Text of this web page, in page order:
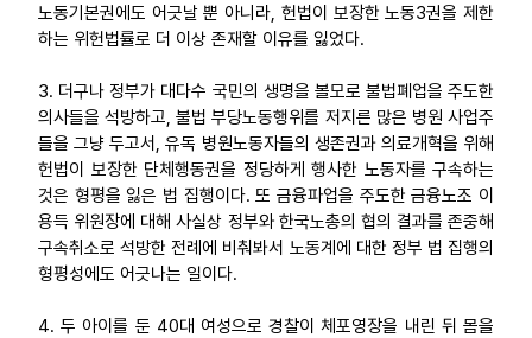
노동기본권에도 어긋날 뿐 아니라, 헌법이 보장한 노동3권을 제한
하는 위헌법률로 더 이상 존재할 이유를 잃었다.
3. 더구나 정부가 대다수 국민의 생명을 볼모로 불법폐업을 주도한
의사들을 석방하고, 불법 부당노동행위를 저지른 많은 병원 사업주
들을 그냥 두고서, 유독 병원노동자들의 생존권과 의료개혁을 위해
헌법이 보장한 단체행동권을 정당하게 행사한 노동자를 구속하는
것은 형평을 잃은 법 집행이다. 또 금융파업을 주도한 금융노조 이
용득 위원장에 대해 사실상 정부와 한국노총의 협의 결과를 존중해
구속취소로 석방한 전례에 비춰봐서 노동계에 대한 정부 법 집행의
형평성에도 어긋나는 일이다.
4. 두 아이를 둔 40대 여성으로 경찰이 체포영장을 내린 뒤 몸을